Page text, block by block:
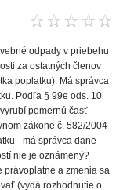
odpady v priebehu
za ostatných členov
poplatku). Má správca
Podľa § 99e ods. 10
pomernú časť
zákone č. 582/2004
- má správca dane
nie je oznámený?
právoplatné a zmenia sa
(vydá rozhodnutie o